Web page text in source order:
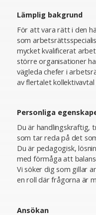
Lämplig bakgrund
För att vara rätt i den
som
mycket kvalificerat
större organisationer
vägleda chefer i
av flertalet
Personliga
Du är handlingskraftig,
som tar reda på det
Du är pedagogisk,
med förmåga att
Vi söker dig som gillar
en roll där frågorna är
Ansökan